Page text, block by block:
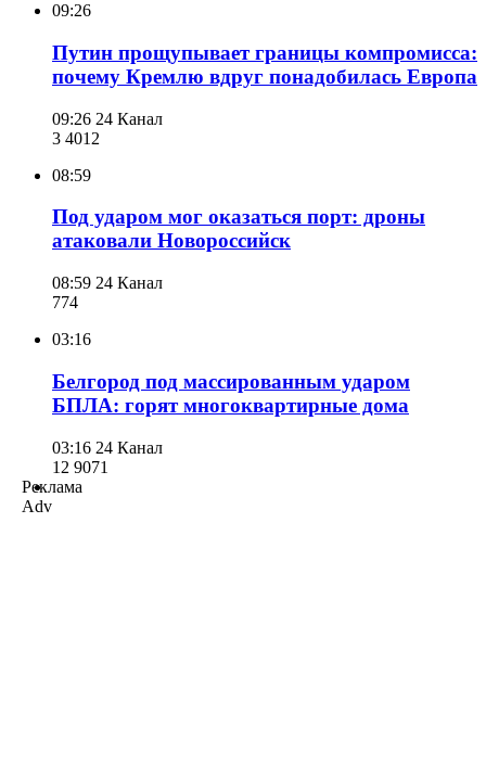
09:26
Путин прощупывает границы компромисса:
почему Кремлю вдруг понадобилась Европа
09:26 24 Канал
3 401 2
08:59
Под ударом мог оказаться порт: дроны
атаковали Новороссийск
08:59 24 Канал
774
03:16
Белгород под массированным ударом
БПЛА: горят многоквартирные дома
03:16 24 Канал
12 9071
Реклама
Adv